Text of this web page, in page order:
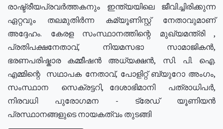
രാഷ്ട്രീയപ്രവർത്തകനും ഇന്ത്യയിലെ ജീവിച്ചിരിക്കുന്ന
ഏറ്റവും തലമുതിർന്ന കമ്യൂണിസ്റ്റ് നേതാവുമാണ്
അദ്ദേഹം. കേരള സംസ്ഥാനത്തിന്റെ മുഖ്യമന്ത്രി ,
പ്രതിപക്ഷനേതാവ്, നിയമസഭാ സാമാജികൻ,
ഭരണപരിഷ്കാര കമ്മീഷൻ അധ്യക്ഷൻ, സി. പി. ഐ.
എമ്മിന്റെ സഥാപക നേതാവ്, പോളിറ്റ് ബ്യുറോ അംഗം,
സംസ്ഥാന സെക്രട്ടറി, ദേശാഭിമാനി പത്രാധിപർ,
നിരവധി പുരോഗമന - ട്രേഡ് യൂണിയൻ
പ്രസ്ഥാനങ്ങളുടെ നായകത്വം തുടങ്ങി